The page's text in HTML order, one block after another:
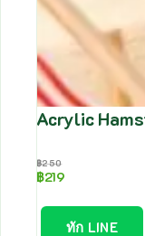
Acrylic
฿250
฿219
ทัก LINE